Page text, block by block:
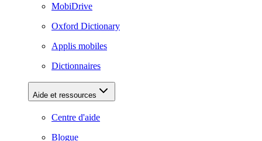
MobiDrive
Oxford Dictionary
Applis mobiles
Dictionnaires
Aide et ressources
Centre d'aide
Blogue